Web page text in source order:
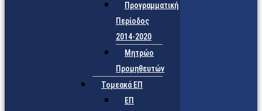
Προγραμματική
Περίοδος
2014-2020
Μητρώο
Προμηθευτών
Τομεακά ΕΠ
ΕΠ